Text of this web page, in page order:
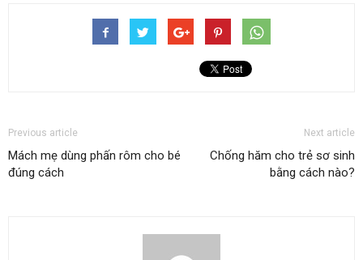
Previous article
Mách mẹ dùng phấn rôm cho bé
đúng cách
Next article
Chống hăm cho trẻ sơ sinh
bằng cách nào?